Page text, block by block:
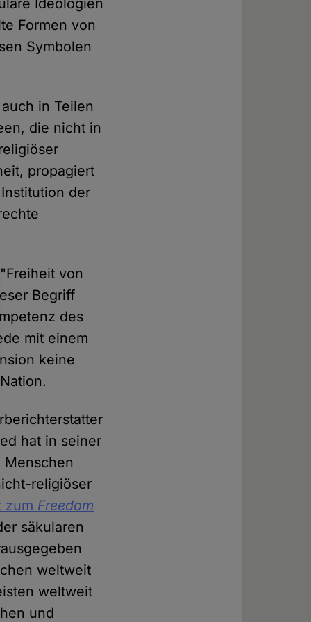
Ideologien
Formen von
Symbolen
in Teilen
die nicht in
propagiert
der
von
Begriff
des
mit einem
keine
hat in seiner
religiöser
zum Freedom
säkularen
weltweit
weltweit
und